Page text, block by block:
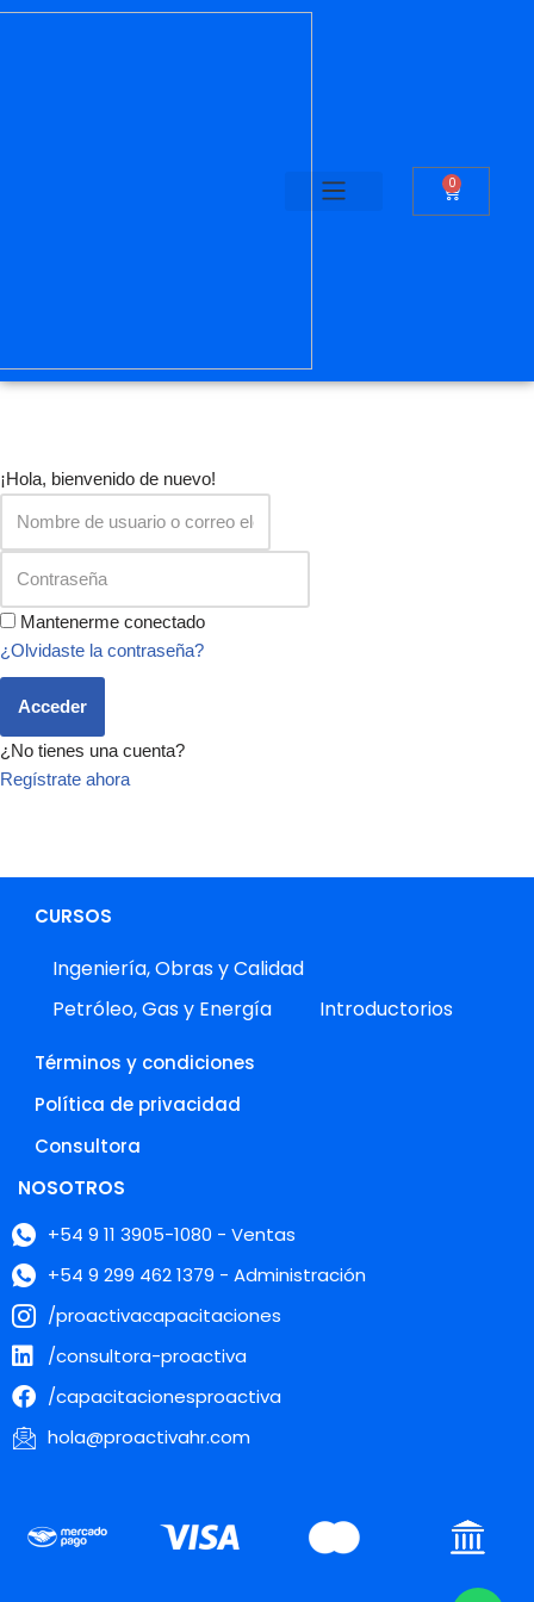
0
¡Hola, bienvenido de nuevo!
Mantenerme conectado
¿Olvidaste la contraseña?
Acceder
¿No tienes una cuenta?
Regístrate ahora
CURSOS
Ingeniería, Obras y Calidad
Petróleo, Gas y Energía
Introductorios
Términos y condiciones
Política de privacidad
Consultora
NOSOTROS
+54 9 11 3905-1080 - Ventas
+54 9 299 462 1379 - Administración
/proactivacapacitaciones
/consultora-proactiva
/capacitacionesproactiva
hola@proactivahr.com